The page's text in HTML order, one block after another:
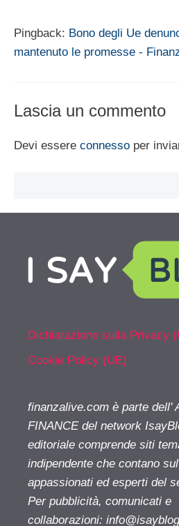
Pingback: Bono degli Ue
mantenuto le promesse -
Lascia un commento
Devi essere connesso per
Dichiarazione sulla Privacy
Cookie Policy (UE)
finanzalive.com è parte dell'
FINANCE del network
editoriale comprende siti
indipendente che contano
appassionati ed esperti del
Per pubblicità, comunicati e
collaborazioni: